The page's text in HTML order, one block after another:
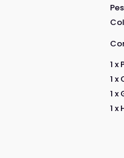
1 x
1 x
1 x
1 x